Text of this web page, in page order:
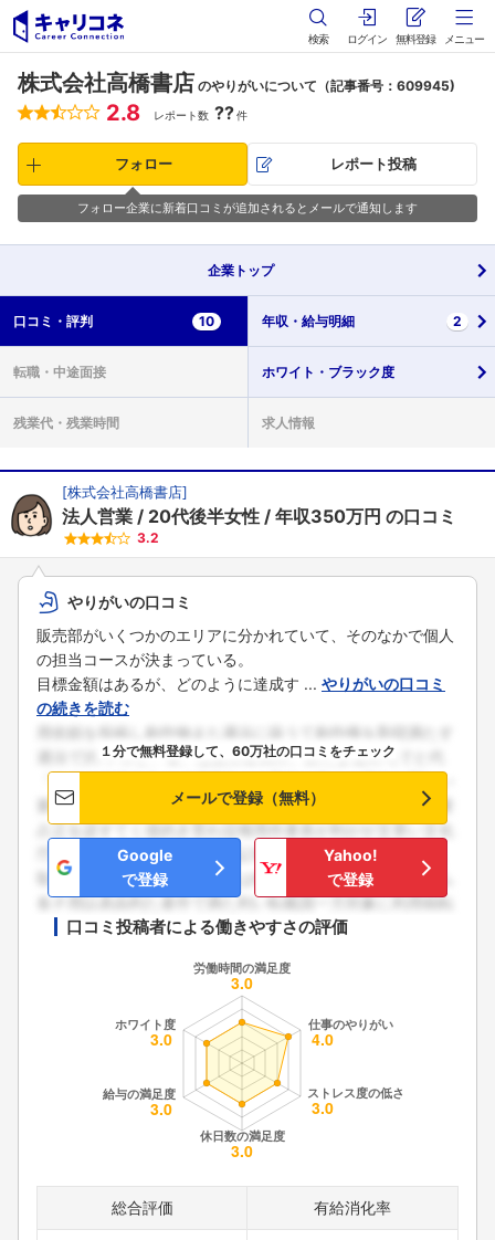
検索 ログイン 無料登録 メニュー
株式会社高橋書店 のやりがいについて（記事番号：609945)
2.8 レポート数 ??件
フォロー レポート投稿
フォロー企業に新着口コミが追加されるとメールで通知します
企業 トップ
口コミ・ 評判 10 年収・ 給与明細 2
転職・ 中途面接 ホワイト・ ブラック度
残業代・ 残業時間 求人情報
[株式会社高橋書店]
法人営業 20代後半女性 年収350万円 の口コミ
3.2
やりがいの口コミ
販売部がいくつかのエリアに分かれていて、そのなかで個人
の担当コースが決まっている。
目標金額はあるが、どのように達成す ... やりがいの口コミ
の続きを読む
１分で無料登録して、60万社の口コミをチェック
メールで登録（無料）
Google
で登録
Yahoo!
で登録
口コミ投稿者による働きやすさの評価
総合評価 有給消化率